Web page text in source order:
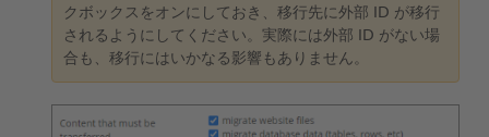
クボックスをオンにしておき、移行先に外部 ID が移行
されるようにしてください。実際には外部 ID がない場
合も、移行にはいかなる影響もありません。